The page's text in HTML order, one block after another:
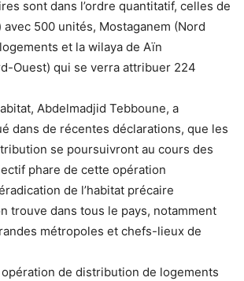
sont dans l’ordre quantitatif, celles de
avec 500 unités, Mostaganem (Nord
et la wilaya de Aïn
Ouest) qui se verra attribuer 224
Abdelmadjid Tebboune, a
dans de récentes déclarations, que les
se poursuivront au cours des
phare de cette opération
de l’habitat précaire
trouve dans tous le pays, notamment
métropoles et chefs-lieux de
de distribution de logements